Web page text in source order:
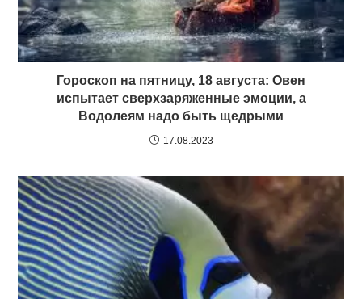
Гороскоп на пятницу, 18 августа: Овен
испытает сверхзаряженные эмоции, а
Водолеям надо быть щедрыми
17.08.2023